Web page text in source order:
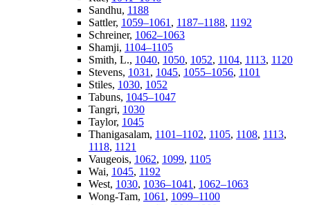
Sandhu, 1188
Sattler, 1059–1061 , 1187–1188, 1192
Schreiner, 1062–1063
Shamji, 1104–1105
Smith, L., 1040, 1050, 1052, 1104, 1113, 1120
Stevens, 1031 , 1045, 1055–1056, 1101
Stiles, 1030, 1052
Tabuns, 1045–1047
Tangri, 1030
Taylor, 1045
Thanigasalam, 1101–1102, 1105, 1108, 1113,
1118, 1121
Vaugeois, 1062, 1099, 1105
Wai, 1045, 1192
West, 1030, 1036–1041 , 1062–1063
Wong-Tam, 1061 , 1099–1100